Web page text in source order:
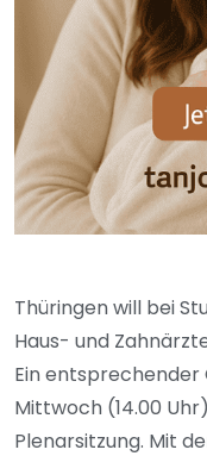
Thüringen will bei
Haus- und
Ein
Mittwoch (14.00
Plenarsitzung. Mit